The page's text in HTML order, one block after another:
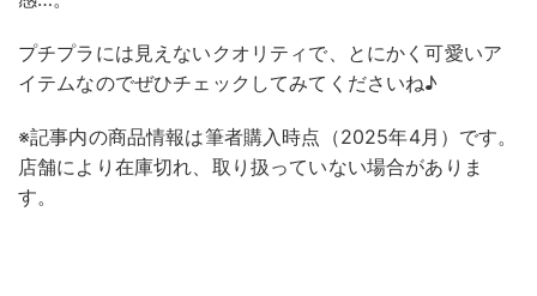
プチプラには見えないクオリティで、とにかく可愛いア
イテムなのでぜひチェックしてみてくださいね♪
※記事内の商品情報は筆者購入時点（2025年4月）です。
店舗により在庫切れ、取り扱っていない場合がありま
す。